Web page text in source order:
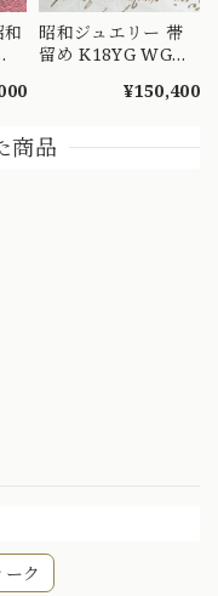
ーク
和
昭和ジュエリー 帯
留め K18YG WG
ージ 昭和レトロ ア
ールヌーボーデザイ
ン 和装ジュエリー
¥150,400
商品